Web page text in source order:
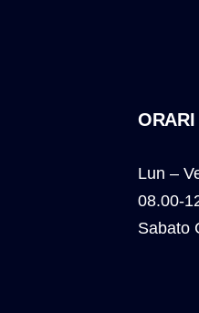
Lun –
08.00-
Sabato